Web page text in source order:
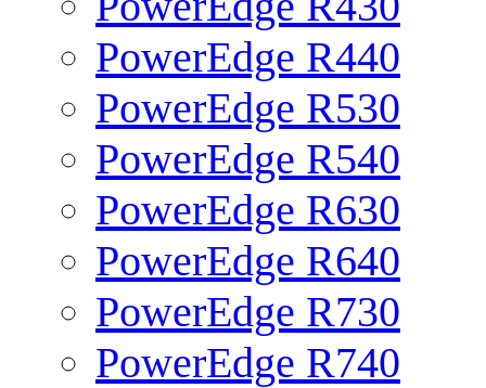
PowerEdge R440
PowerEdge R530
PowerEdge R540
PowerEdge R630
PowerEdge R640
PowerEdge R730
PowerEdge R740